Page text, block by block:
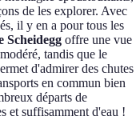
de les explorer. Avec
il y en a pour tous les
Scheidegg offre une vue
tandis que le
d'admirer des chutes
en commun bien
départs de
et suffisamment d'eau !